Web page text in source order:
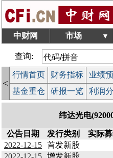
中财网 市场 ▼
查询:
<
行情首页 财务指标 业绩
基金重仓
研报一览 利润
纬达光电
公告日期 发行类别 实际
2022-12-15 首发新股
2022-12-15 增发新股